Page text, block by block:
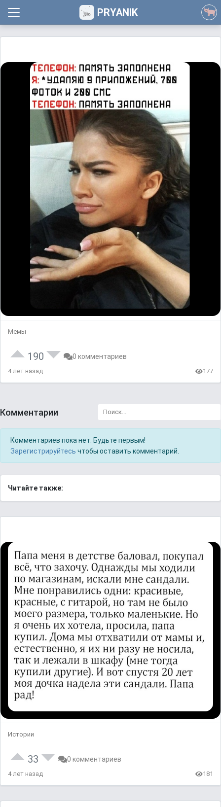
PRYANIK
Мемы
190 0 комментариев
4 лет назад 177
Комментарии
Комментариев пока нет. Будьте первым!
Зарегистрируйтесь чтобы оставить комментарий.
Читайте также:
Истории
33 0 комментариев
4 лет назад 181